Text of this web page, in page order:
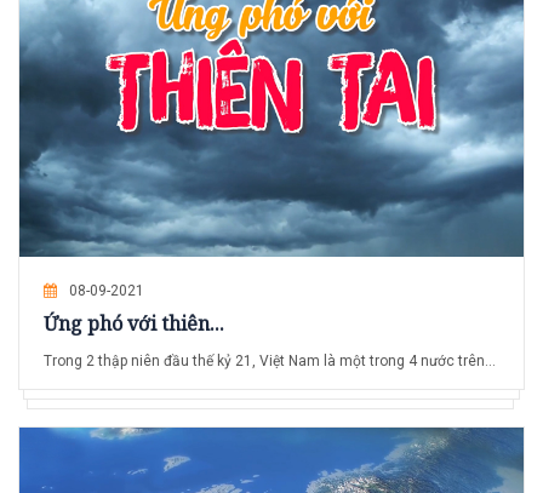
08-09-2021
Ứng phó với thiên...
Trong 2 thập niên đầu thế kỷ 21, Việt Nam là một trong 4 nước trên...